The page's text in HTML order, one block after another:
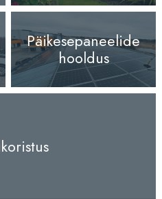
Päikesepaneelide
hooldus